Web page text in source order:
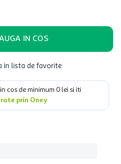
IN COS
in lista de favorite
cos de minimum 0 lei si iti
prin Oney